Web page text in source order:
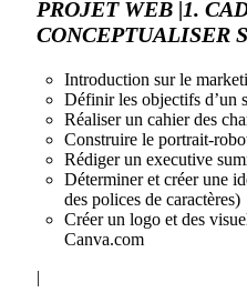
PROJET WEB |1.
CONCEPTUALISER
Introduction sur le
Définir les objectifs d’un
Réaliser un cahier des
Construire le portrait-
Rédiger un executive
Déterminer et créer une
des polices de caractères)
Créer un logo et des
Canva.com
|